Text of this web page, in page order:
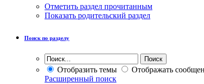
Отметить раздел прочитанным
Показать родительский раздел
Поиск по разделу
Отобразить темы
Отображать
Расширенный поиск